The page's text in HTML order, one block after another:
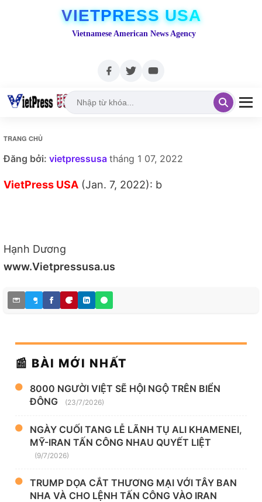
VIETPRESS USA
Vietnamese American News Agency
TRANG CHỦ
Đăng bởi: vietpressusa tháng 1 07, 2022
VietPress USA (Jan. 7, 2022): b
Hạnh Dương
www.Vietpressusa.us
📰 BÀI MỚI NHẤT
8000 NGƯỜI VIỆT SẼ HỘI NGỘ TRÊN BIỂN
ĐÔNG
(23/7/2026)
NGÀY CUỐI TANG LỄ LÃNH TỤ ALI KHAMENEI,
MỸ-IRAN TẤN CÔNG NHAU QUYẾT LIỆT
(9/7/2026)
TRUMP DỌA CẮT THƯƠNG MẠI VỚI TÂY BAN
NHA VÀ CHO LỆNH TẤN CÔNG VÀO IRAN